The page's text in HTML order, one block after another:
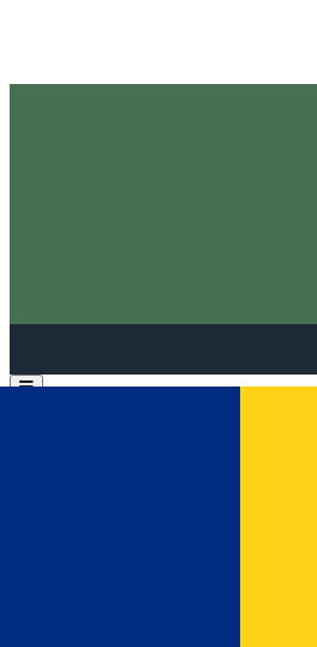
Open main menu